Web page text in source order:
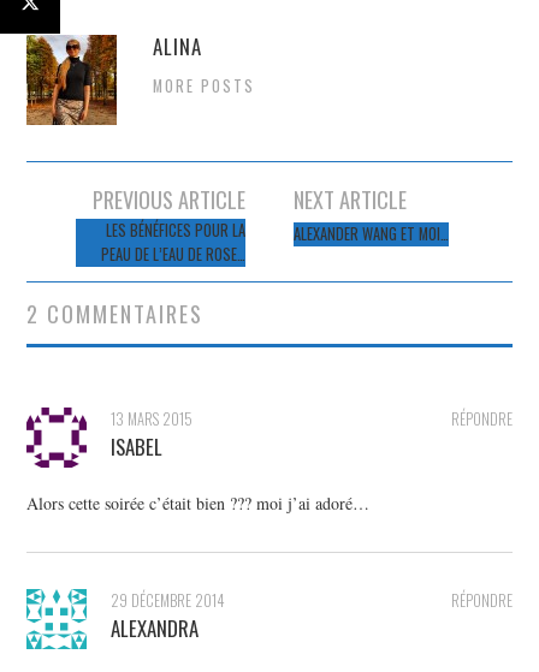
ALINA
MORE POSTS
Navigation
articles
PREVIOUS ARTICLE
LES BÉNÉFICES POUR LA
PEAU DE L’EAU DE ROSE…
NEXT ARTICLE
ALEXANDER WANG ET MOI…
2 COMMENTAIRES
RÉPONDRE
13 MARS 2015
ISABEL
Alors cette soirée c’était bien ??? moi j’ai adoré…
RÉPONDRE
29 DÉCEMBRE 2014
ALEXANDRA